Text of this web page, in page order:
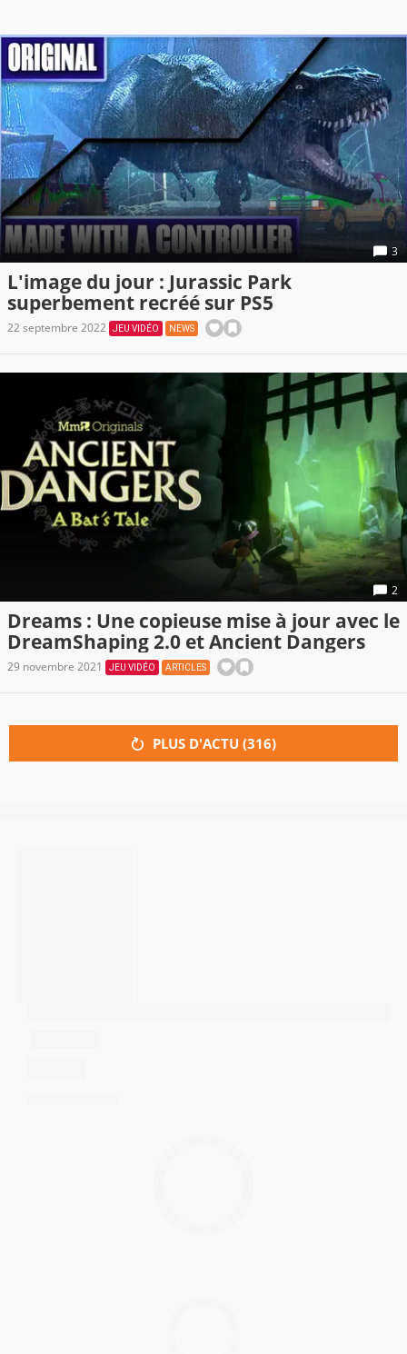
3
L'image du jour : Jurassic Park
superbement recréé sur PS5
22 septembre 2022 JEU VIDÉO NEWS
2
Dreams : Une copieuse mise à jour avec le
DreamShaping 2.0 et Ancient Dangers
29 novembre 2021 JEU VIDÉO ARTICLES
PLUS D'ACTU (316)